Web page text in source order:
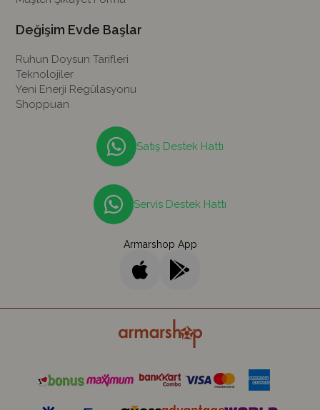
Değişim Evde Başlar
Ruhun Doysun Tarifleri
Teknolojiler
Yeni Enerji Regülasyonu
Shoppuan
Satış Destek Hattı
Servis Destek Hattı
Armarshop App